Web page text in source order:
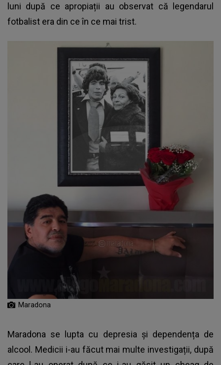
luni după ce apropiații au observat că legendarul
fotbalist era din ce în ce mai trist.
Maradona
Maradona se lupta cu depresia și dependența de
alcool. Medicii i-au făcut mai multe investigații, după